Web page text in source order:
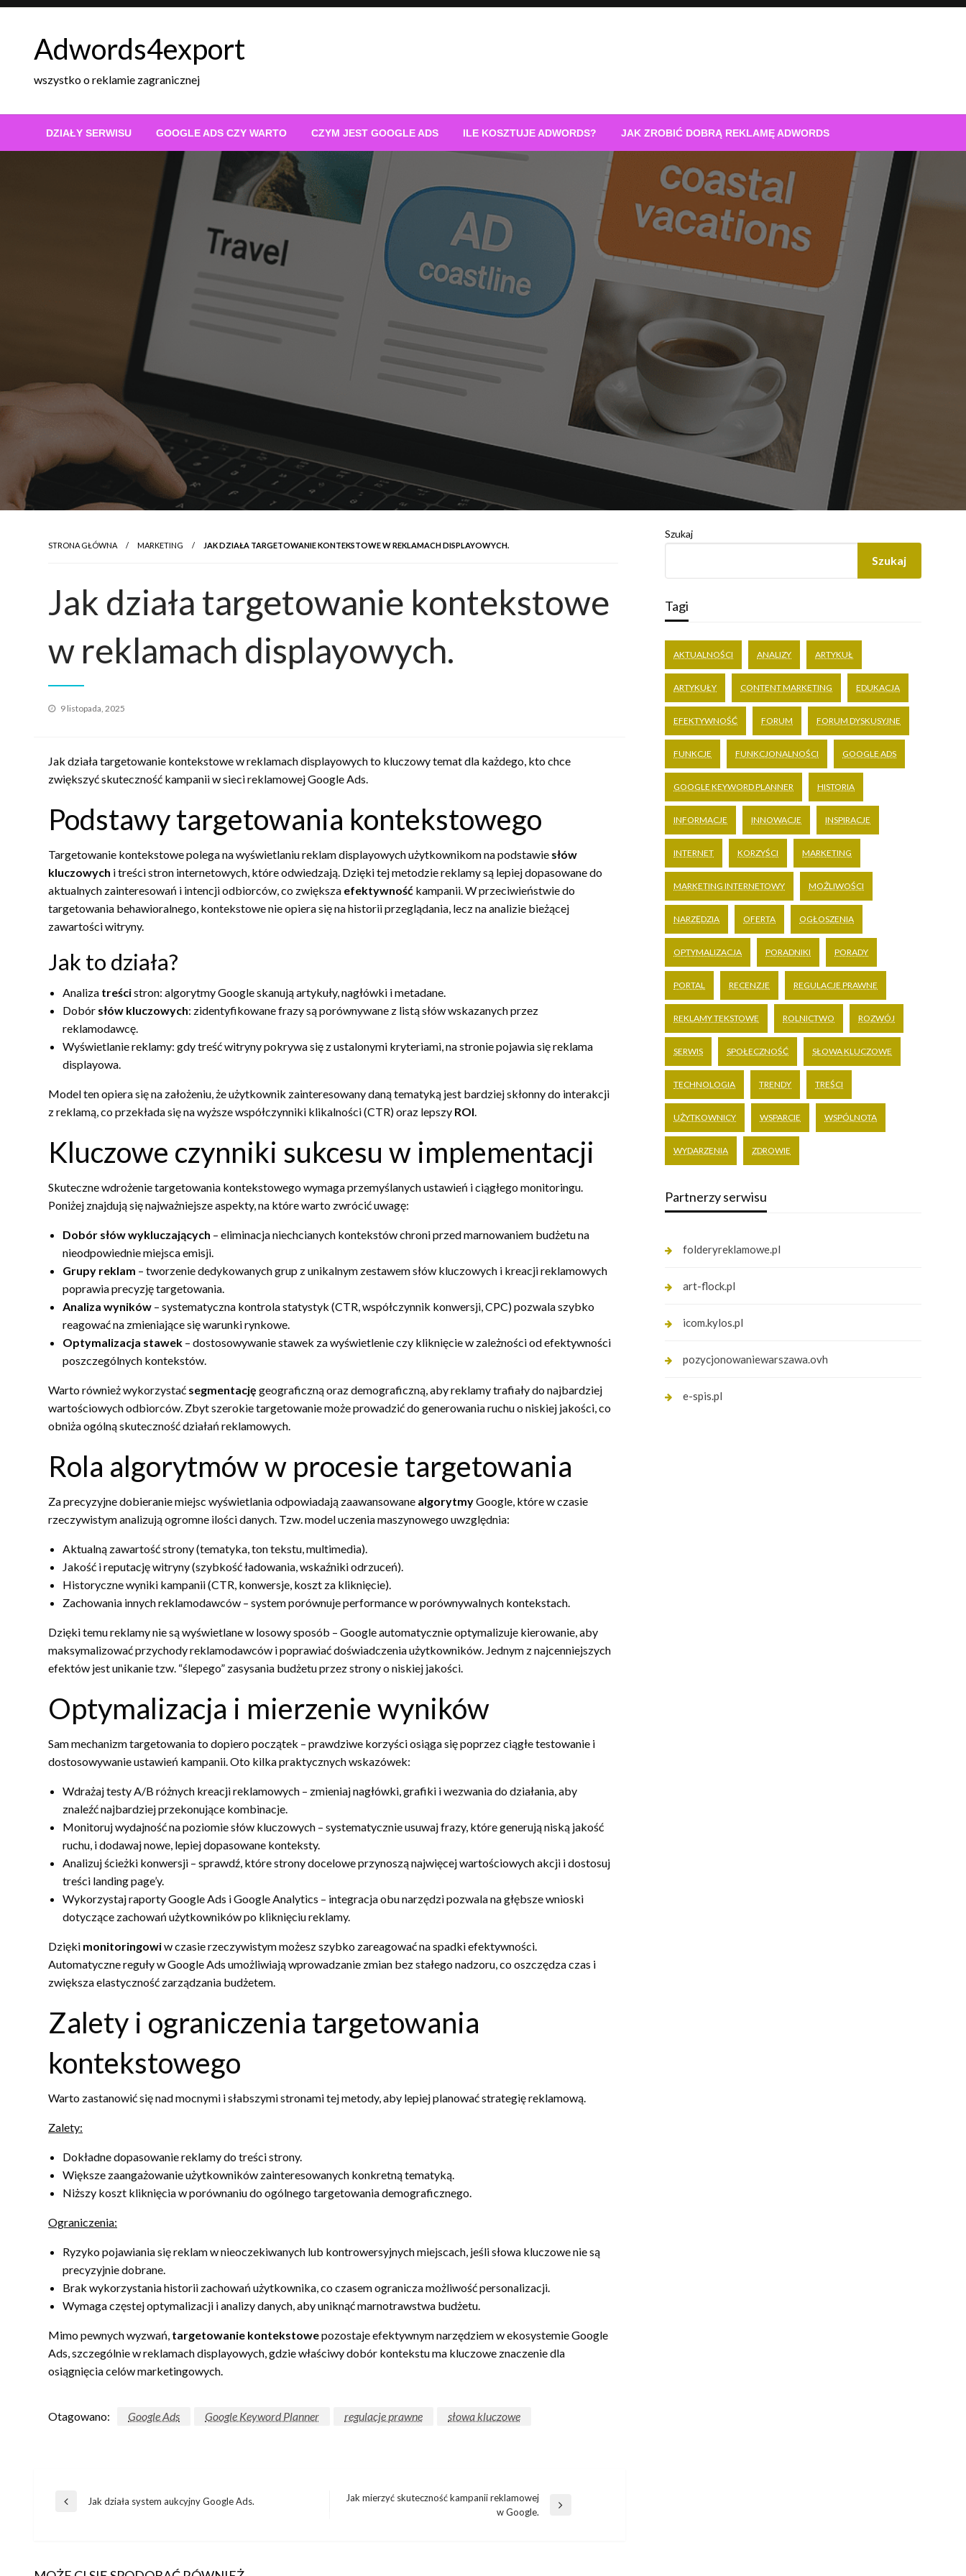
Skip
Adwords4export
wszystko o reklamie zagranicznej
DZIAŁY SERWISU GOOGLE ADS CZY WARTO CZYM JEST GOOGLE ADS ILE KOSZTUJE ADWORDS? JAK ZROBIĆ DOBRĄ REKLAMĘ ADWORDS
STRONA GŁÓWNA MARKETING JAK DZIAŁA TARGETOWANIE KONTEKSTOWE W REKLAMACH DISPLAYOWYCH.
Jak działa targetowanie kontekstowe
w reklamach displayowych.
Opublikowane
9 listopada, 2025
Jak działa targetowanie kontekstowe w reklamach displayowych to kluczowy temat dla każdego, kto chce
zwiększyć skuteczność kampanii w sieci reklamowej Google Ads.
Podstawy targetowania kontekstowego
Targetowanie kontekstowe polega na wyświetlaniu reklam displayowych użytkownikom na podstawie słów
kluczowych i treści stron internetowych, które odwiedzają. Dzięki tej metodzie reklamy są lepiej dopasowane do
aktualnych zainteresowań i intencji odbiorców, co zwiększa efektywność kampanii. W przeciwieństwie do
targetowania behawioralnego, kontekstowe nie opiera się na historii przeglądania, lecz na analizie bieżącej
zawartości witryny.
Jak to działa?
Analiza treścistron: algorytmy Google skanują artykuły, nagłówki i metadane.
Dobór słów kluczowych: zidentyfikowane frazy są porównywane z listą słów wskazanych przez
reklamodawcę.
Wyświetlanie reklamy: gdy treść witryny pokrywa się z ustalonymi kryteriami, na stronie pojawia się reklama
displayowa.
Model ten opiera się na założeniu, że użytkownik zainteresowany daną tematyką jest bardziej skłonny do interakcji
z reklamą, co przekłada się na wyższe współczynniki klikalności (CTR) oraz lepszy ROI.
Kluczowe czynniki sukcesu w implementacji
Skuteczne wdrożenie targetowania kontekstowego wymaga przemyślanych ustawień i ciągłego monitoringu.
Poniżej znajdują się najważniejsze aspekty, na które warto zwrócić uwagę:
Dobór słów wykluczających – eliminacja niechcianych kontekstów chroni przed marnowaniem budżetu na
nieodpowiednie miejsca emisji.
Grupy reklam – tworzenie dedykowanych grup z unikalnym zestawem słów kluczowych i kreacji reklamowych
poprawia precyzję targetowania.
Analiza wyników – systematyczna kontrola statystyk (CTR, współczynnik konwersji, CPC) pozwala szybko
reagować na zmieniające się warunki rynkowe.
Optymalizacja stawek – dostosowywanie stawek za wyświetlenie czy kliknięcie w zależności od efektywności
poszczególnych kontekstów.
Warto również wykorzystać segmentację geograficzną oraz demograficzną, aby reklamy trafiały do najbardziej
wartościowych odbiorców. Zbyt szerokie targetowanie może prowadzić do generowania ruchu o niskiej jakości, co
obniża ogólną skuteczność działań reklamowych.
Rola algorytmów w procesie targetowania
Za precyzyjne dobieranie miejsc wyświetlania odpowiadają zaawansowane algorytmyGoogle, które w czasie
rzeczywistym analizują ogromne ilości danych. Tzw. model uczenia maszynowego uwzględnia:
Aktualną zawartość strony (tematyka, ton tekstu, multimedia).
Jakość i reputację witryny (szybkość ładowania, wskaźniki odrzuceń).
Historyczne wyniki kampanii (CTR, konwersje, koszt za kliknięcie).
Zachowania innych reklamodawców – system porównuje performance w porównywalnych kontekstach.
Dzięki temu reklamy nie są wyświetlane w losowy sposób – Google automatycznie optymalizuje kierowanie, aby
maksymalizować przychody reklamodawców i poprawiać doświadczenia użytkowników. Jednym z najcenniejszych
efektów jest unikanie tzw. “ślepego” zasysania budżetu przez strony o niskiej jakości.
Optymalizacja i mierzenie wyników
Sam mechanizm targetowania to dopiero początek – prawdziwe korzyści osiąga się poprzez ciągłe testowanie i
dostosowywanie ustawień kampanii. Oto kilka praktycznych wskazówek:
Wdrażaj testy A/B różnych kreacji reklamowych – zmieniaj nagłówki, grafiki i wezwania do działania, aby
znaleźć najbardziej przekonujące kombinacje.
Monitoruj wydajność na poziomie słów kluczowych – systematycznie usuwaj frazy, które generują niską jakość
ruchu, i dodawaj nowe, lepiej dopasowane konteksty.
Analizuj ścieżki konwersji – sprawdź, które strony docelowe przynoszą najwięcej wartościowych akcji i dostosuj
treści landing page’y.
Wykorzystaj raporty Google Ads i Google Analytics – integracja obu narzędzi pozwala na głębsze wnioski
dotyczące zachowań użytkowników po kliknięciu reklamy.
Dzięki monitoringowiw czasie rzeczywistym możesz szybko zareagować na spadki efektywności.
Automatyczne reguły w Google Ads umożliwiają wprowadzanie zmian bez stałego nadzoru, co oszczędza czas i
zwiększa elastyczność zarządzania budżetem.
Zalety i ograniczenia targetowania
kontekstowego
Warto zastanowić się nad mocnymi i słabszymi stronami tej metody, aby lepiej planować strategię reklamową.
Zalety:
Dokładne dopasowanie reklamy do treści strony.
Większe zaangażowanie użytkowników zainteresowanych konkretną tematyką.
Niższy koszt kliknięcia w porównaniu do ogólnego targetowania demograficznego.
Ograniczenia:
Ryzyko pojawiania się reklam w nieoczekiwanych lub kontrowersyjnych miejscach, jeśli słowa kluczowe nie są
precyzyjnie dobrane.
Brak wykorzystania historii zachowań użytkownika, co czasem ogranicza możliwość personalizacji.
Wymaga częstej optymalizacji i analizy danych, aby uniknąć marnotrawstwa budżetu.
Mimo pewnych wyzwań, targetowanie kontekstowepozostaje efektywnym narzędziem w ekosystemie Google
Ads, szczególnie w reklamach displayowych, gdzie właściwy dobór kontekstu ma kluczowe znaczenie dla
osiągnięcia celów marketingowych.
Otagowano: Google Ads Google Keyword Planner regulacje prawne słowa kluczowe
Nawigacja
Poprzedni
Jak działa system aukcyjny Google Ads.
Jak mierzyć skuteczność kampanii reklamowej
w Google.
Szukaj
Szukaj
Tagi
AKTUALNOŚCI ANALIZY ARTYKUŁ
ARTYKUŁY CONTENT MARKETING EDUKACJA
EFEKTYWNOŚĆ FORUM FORUM DYSKUSYJNE
FUNKCJE FUNKCJONALNOŚCI GOOGLE ADS
GOOGLE KEYWORD PLANNER HISTORIA
INFORMACJE INNOWACJE INSPIRACJE
INTERNET KORZYŚCI MARKETING
MARKETING INTERNETOWY MOŻLIWOŚCI
NARZĘDZIA OFERTA OGŁOSZENIA
OPTYMALIZACJA PORADNIKI PORADY
PORTAL RECENZJE REGULACJE PRAWNE
REKLAMY TEKSTOWE ROLNICTWO ROZWÓJ
SERWIS SPOŁECZNOŚĆ SŁOWA KLUCZOWE
TECHNOLOGIA TRENDY TREŚCI
UŻYTKOWNICY WSPARCIE WSPÓLNOTA
WYDARZENIA ZDROWIE
Partnerzy serwisu
folderyreklamowe.pl
art-flock.pl
icom.kylos.pl
pozycjonowaniewarszawa.ovh
e-spis.pl